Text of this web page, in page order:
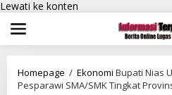
Lewati ke konten
Homepage / Ekonomi Bupati Nias
Pesparawi SMA/SMK Tingkat